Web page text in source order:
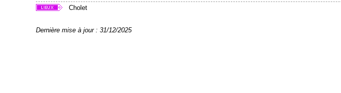
Cholet
Dernière mise à jour : 31/12/2025